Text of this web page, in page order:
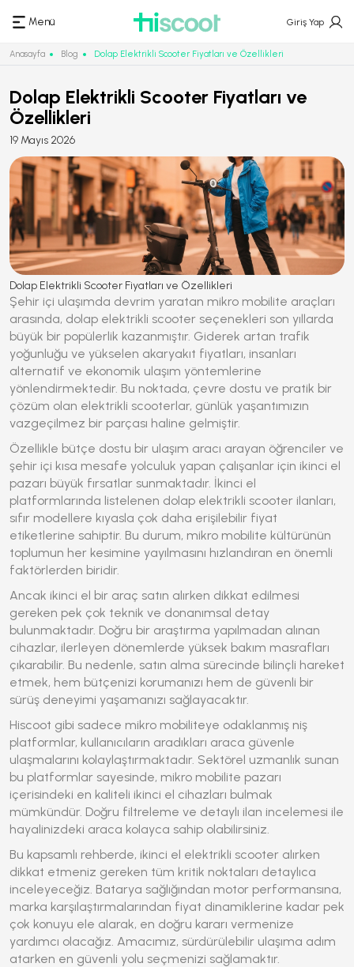
Menü Giriş Yap
Anasayfa Blog Dolap Elektrikli Scooter Fiyatları ve Özellikleri
Dolap Elektrikli Scooter Fiyatları ve
Özellikleri
19 Mayıs 2026
Dolap Elektrikli Scooter Fiyatları ve Özellikleri
Şehir içi ulaşımda devrim yaratan mikro mobilite araçları
arasında, dolap elektrikli scooter seçenekleri son yıllarda
büyük bir popülerlik kazanmıştır. Giderek artan trafik
yoğunluğu ve yükselen akaryakıt fiyatları, insanları
alternatif ve ekonomik ulaşım yöntemlerine
yönlendirmektedir. Bu noktada, çevre dostu ve pratik bir
çözüm olan elektrikli scooterlar, günlük yaşantımızın
vazgeçilmez bir parçası haline gelmiştir.
Özellikle bütçe dostu bir ulaşım aracı arayan öğrenciler ve
şehir içi kısa mesafe yolculuk yapan çalışanlar için ikinci el
pazarı büyük fırsatlar sunmaktadır. İkinci el
platformlarında listelenen dolap elektrikli scooter ilanları,
sıfır modellere kıyasla çok daha erişilebilir fiyat
etiketlerine sahiptir. Bu durum, mikro mobilite kültürünün
toplumun her kesimine yayılmasını hızlandıran en önemli
faktörlerden biridir.
Ancak ikinci el bir araç satın alırken dikkat edilmesi
gereken pek çok teknik ve donanımsal detay
bulunmaktadır. Doğru bir araştırma yapılmadan alınan
cihazlar, ilerleyen dönemlerde yüksek bakım masrafları
çıkarabilir. Bu nedenle, satın alma sürecinde bilinçli hareket
etmek, hem bütçenizi korumanızı hem de güvenli bir
sürüş deneyimi yaşamanızı sağlayacaktır.
Hiscoot gibi sadece mikro mobiliteye odaklanmış niş
platformlar, kullanıcıların aradıkları araca güvenle
ulaşmalarını kolaylaştırmaktadır. Sektörel uzmanlık sunan
bu platformlar sayesinde, mikro mobilite pazarı
içerisindeki en kaliteli ikinci el cihazları bulmak
mümkündür. Doğru filtreleme ve detaylı ilan incelemesi ile
hayalinizdeki araca kolayca sahip olabilirsiniz.
Bu kapsamlı rehberde, ikinci el elektrikli scooter alırken
dikkat etmeniz gereken tüm kritik noktaları detaylıca
inceleyeceğiz. Batarya sağlığından motor performansına,
marka karşılaştırmalarından fiyat dinamiklerine kadar pek
çok konuyu ele alarak, en doğru kararı vermenize
yardımcı olacağız. Amacımız, sürdürülebilir ulaşıma adım
atarken en güvenli yolu seçmenizi sağlamaktır.